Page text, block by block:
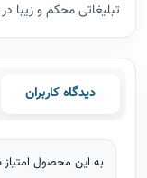
تبلیغاتی محکم و زیبا
دیدگاه کاربران
به این محصول